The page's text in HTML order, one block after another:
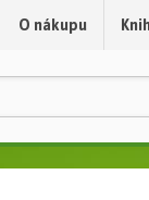
O nákupu